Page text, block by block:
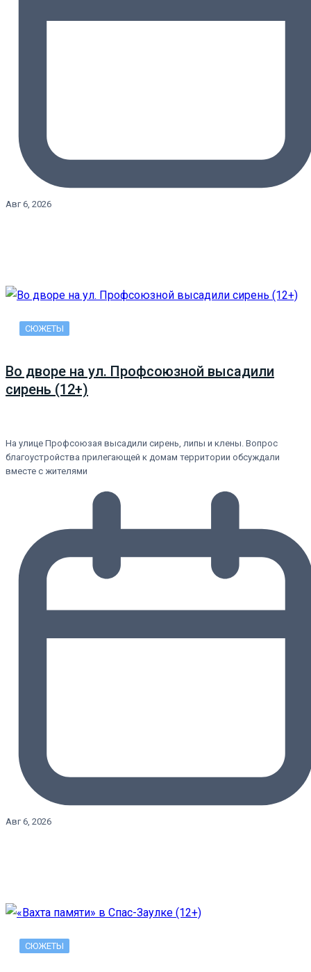
Авг 6, 2026
СЮЖЕТЫ
Во дворе на ул. Профсоюзной высадили
сирень (12+)
На улице Профсоюзая высадили сирень, липы и клены. Вопрос
благоустройства прилегающей к домам территории обсуждали
вместе с жителями
Авг 6, 2026
СЮЖЕТЫ